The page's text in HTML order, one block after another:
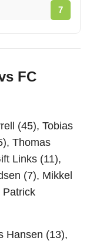
7
FC
(45), Tobias
Thomas
Links (11),
(7), Mikkel
Patrick
Hansen (13),